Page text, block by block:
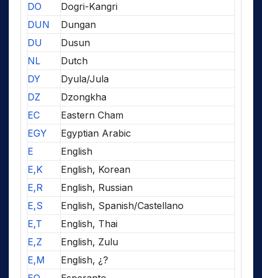
DO
Dogri-Kangri
DUN
Dungan
DU
Dusun
NL
Dutch
DY
Dyula/Jula
DZ
Dzongkha
EC
Eastern Cham
EGY
Egyptian Arabic
E
English
E,K
English, Korean
E,R
English, Russian
E,S
English, Spanish/Castellano
E,T
English, Thai
E,Z
English, Zulu
E,M
English, ¿?